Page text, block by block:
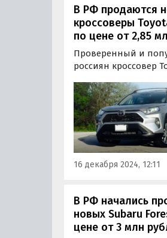
В РФ продаются
кроссоверы
по цене от 2,85
Проверенный и
россиян кроссовер
по альтернативным
Цены на него на
крупнейших
декабре стартуют от
рублей, пишут
дня».
16 декабря 2024, 12:11
В РФ начались
новых Subaru
цене от 3 млн